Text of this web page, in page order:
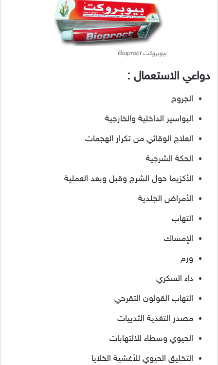
بيوبروكت Bioproct
دواعي الاستعمال :
الجروح
البواسير الداخلية والخارجية
العلاج الوقائي من تكرار الهجمات
الحكة الشرجية
الأكزيما حول الشرج وقبل وبعد العملية
الأمراض الجلدية
التهاب
الإمساك
ورم
داء السكري
التهاب القولون التقرحي
مصدر التغذية الثدييات
الحيوي وسطاء للالتهابات
التخليق الحيوي للأغشية الخلايا